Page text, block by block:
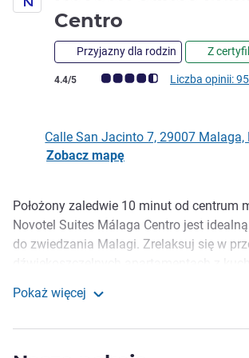
Centro
Przyjazny dla rodzin Z
Ocena klientów (Ocena ALL)
4.4/5 Liczba opinii:
Calle San Jacinto 7, 29007 Malaga,
Zobacz mapę
Opis
Położony zaledwie 10 minut od centrum
Novotel Suites Málaga Centro jest
do zwiedzania Malagi. Zrelaksuj się w
śniadaniowego, centrum fitness, gościny
Pokaż więcej